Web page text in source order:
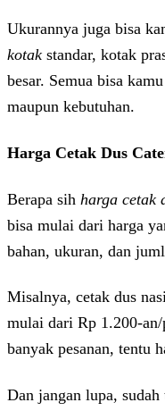
Ukurannya juga bisa
kotak standar, kotak
besar. Semua bisa
maupun kebutuhan.
Harga Cetak Dus
Berapa sih harga cetak
bisa mulai dari harga
bahan, ukuran, dan
Misalnya, cetak dus
mulai dari Rp 1.200-
banyak pesanan, tentu
Dan jangan lupa,